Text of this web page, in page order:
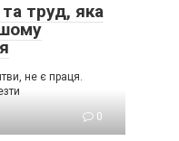
труд, яка
не є праця.
0